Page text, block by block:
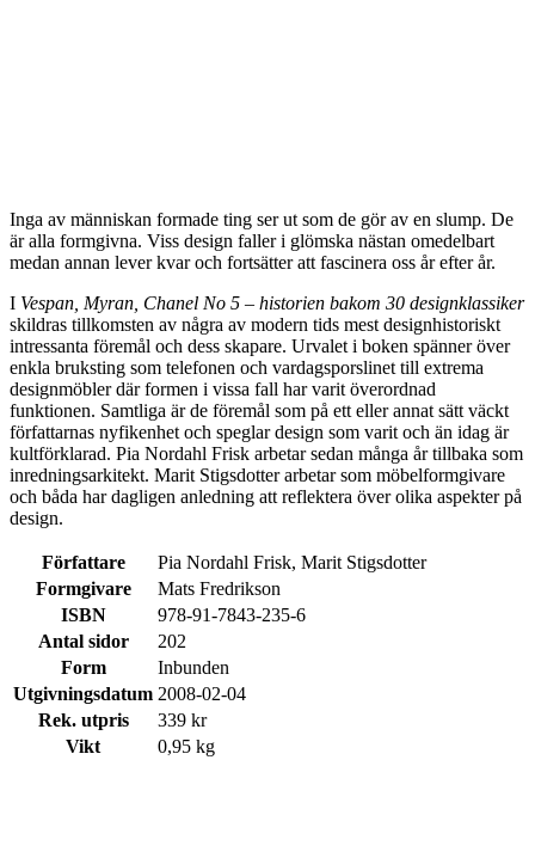
Inga av människan formade ting ser ut som de gör av en slump. De
är alla formgivna. Viss design faller i glömska nästan omedelbart
medan annan lever kvar och fortsätter att fascinera oss år efter år.
I Vespan, Myran, Chanel No 5 – historien bakom 30 designklassiker
skildras tillkomsten av några av modern tids mest designhistoriskt
intressanta föremål och dess skapare. Urvalet i boken spänner över
enkla bruksting som telefonen och vardagsporslinet till extrema
designmöbler där formen i vissa fall har varit överordnad
funktionen. Samtliga är de föremål som på ett eller annat sätt väckt
författarnas nyfikenhet och speglar design som varit och än idag är
kultförklarad. Pia Nordahl Frisk arbetar sedan många år tillbaka som
inredningsarkitekt. Marit Stigsdotter arbetar som möbelformgivare
och båda har dagligen anledning att reflektera över olika aspekter på
design.
Författare
Pia Nordahl Frisk, Marit Stigsdotter
Formgivare
Mats Fredrikson
ISBN
978-91-7843-235-6
Antal sidor
202
Form
Inbunden
Utgivningsdatum 2008-02-04
Rek. utpris
339 kr
Vikt
0,95 kg